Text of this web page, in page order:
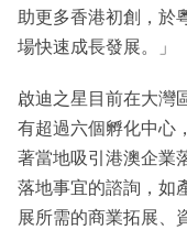
助更多香港初創，於
場快速成長發展。」
啟迪之星目前在大灣
有超過六個孵化中心
著當地吸引港澳企業
落地事宜的諮詢，如
展所需的商業拓展、